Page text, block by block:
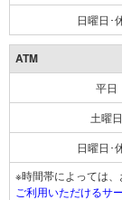
日曜日･
ATM
平日
土曜日
日曜日･
※時間帯によっては、
ご利用いただけるサ